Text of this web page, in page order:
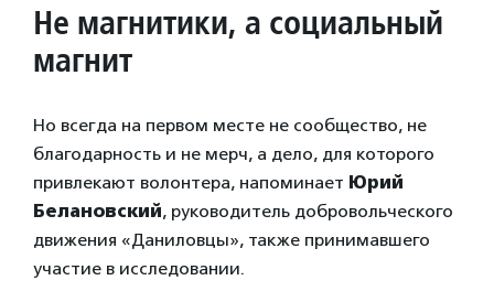
Не магнитики, а социальный
магнит
Но всегда на первом месте не сообщество, не
благодарность и не мерч, а дело, для которого
привлекают волонтера, напоминает Юрий
Белановский, руководитель добровольческого
движения «Даниловцы», также принимавшего
участие в исследовании.